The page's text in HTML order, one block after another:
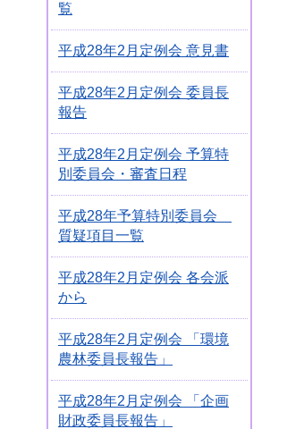
覧
平成28年2月定例会 意見書
平成28年2月定例会 委員長
報告
平成28年2月定例会 予算特
別委員会・審査日程
平成28年予算特別委員会
質疑項目一覧
平成28年2月定例会 各会派
から
平成28年2月定例会 「環境
農林委員長報告」
平成28年2月定例会 「企画
財政委員長報告」